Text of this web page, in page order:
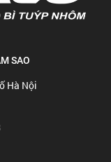
SAO
Hà Nội